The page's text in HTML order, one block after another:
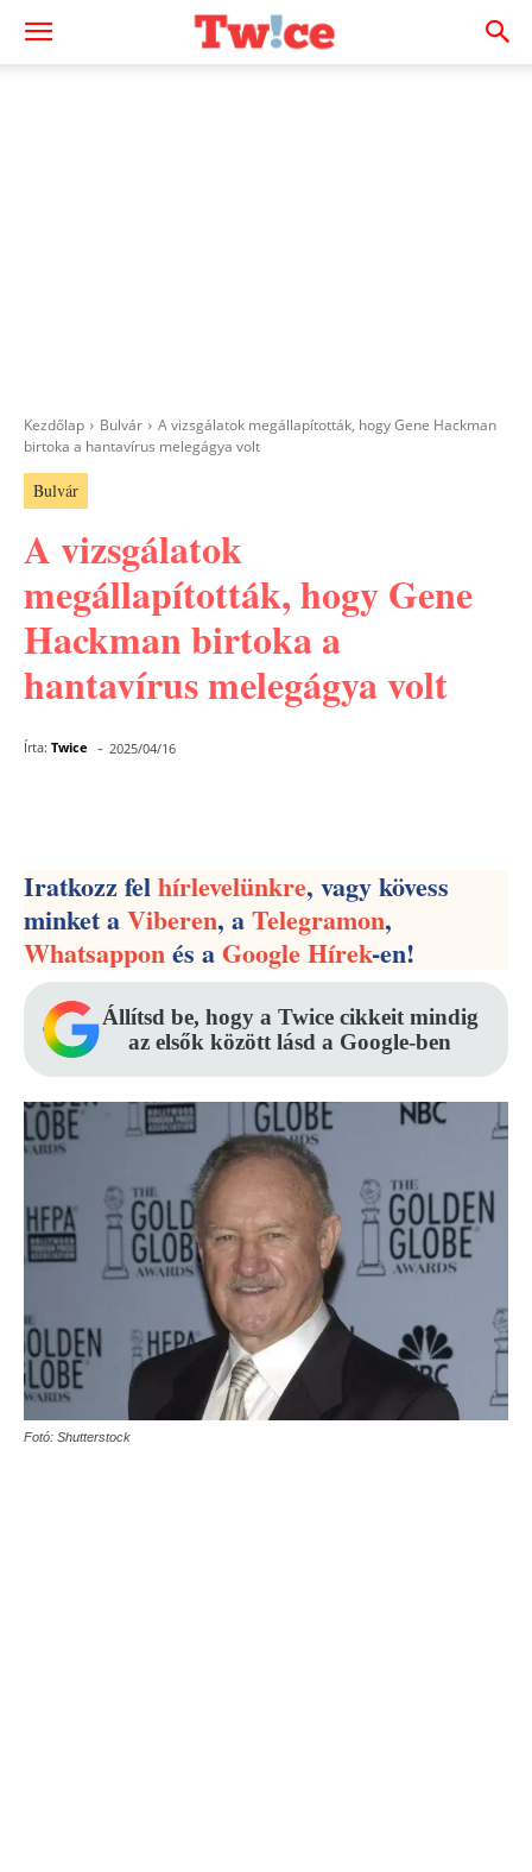
Kezdőlap Bulvár
A vizsgálatok megállapították, hogy Gene Hackman
birtoka a hantavírus melegágya volt
Bulvár
A vizsgálatok
megállapították, hogy Gene
Hackman birtoka a
hantavírus melegágya volt
Írta: Twice - 2025/04/16
Iratkozz felhírlevelünkre, vagy kövess
minket aViberen, aTelegramon,
Whatsapponés aGoogle Hírek-en!
Állítsd be, hogy a Twice cikkeit mindig
az elsők között lásd a Google-ben
Fotó: Shutterstock